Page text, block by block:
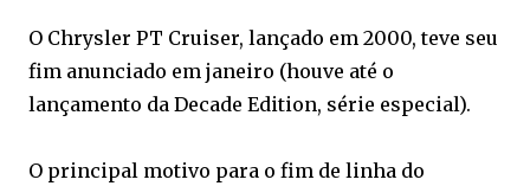
O Chrysler PT Cruiser, lançado em 2000, teve seu
fim anunciado em janeiro (houve até o
lançamento da Decade Edition, série especial).
O principal motivo para o fim de linha do